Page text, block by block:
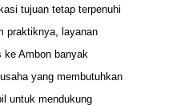
tujuan tetap terpenuhi
praktiknya, layanan
Ambon banyak
yang membutuhkan
untuk mendukung